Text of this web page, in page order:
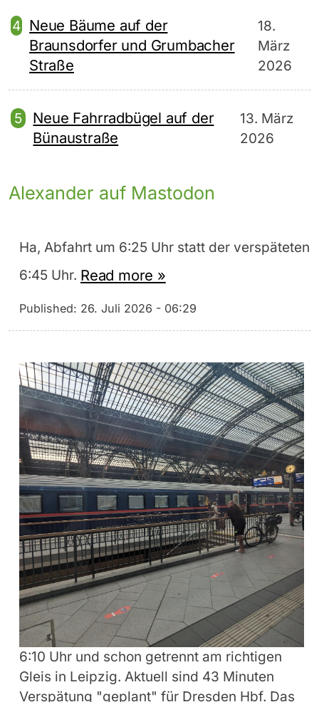
Neue Bäume auf der
Braunsdorfer und Grumbacher
Straße
18.
März
2026
Neue Fahrradbügel auf der
Bünaustraße
13. März
2026
Alexander auf Mastodon
Ha, Abfahrt um 6:25 Uhr statt der verspäteten
6:45 Uhr. Read more »
Published: 26. Juli 2026 - 06:29
6:10 Uhr und schon getrennt am richtigen
Gleis in Leipzig. Aktuell sind 43 Minuten
Verspätung "geplant" für Dresden Hbf. Das